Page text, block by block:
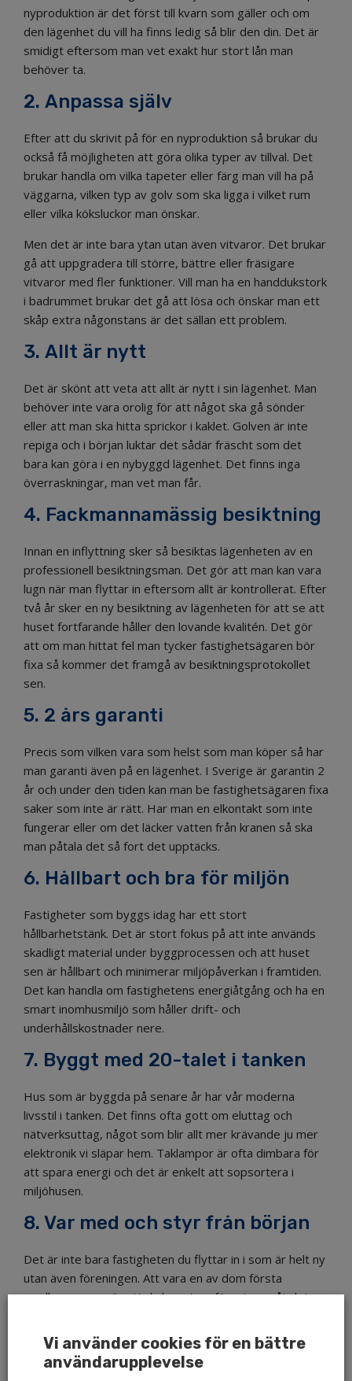
nyproduktion är det först till kvarn som gäller och om
den lägenhet du vill ha finns ledig så blir den din. Det är
smidigt eftersom man vet exakt hur stort lån man
behöver ta.
2. Anpassa själv
Efter att du skrivit på för en nyproduktion så brukar du
också få möjligheten att göra olika typer av tillval. Det
brukar handla om vilka tapeter eller färg man vill ha på
väggarna, vilken typ av golv som ska ligga i vilket rum
eller vilka köksluckor man önskar.
Men det är inte bara ytan utan även vitvaror. Det brukar
gå att uppgradera till större, bättre eller fräsigare
vitvaror med fler funktioner. Vill man ha en handdukstork
i badrummet brukar det gå att lösa och önskar man ett
skåp extra någonstans är det sällan ett problem.
3. Allt är nytt
Det är skönt att veta att allt är nytt i sin lägenhet. Man
behöver inte vara orolig för att något ska gå sönder
eller att man ska hitta sprickor i kaklet. Golven är inte
repiga och i början luktar det sådär fräscht som det
bara kan göra i en nybyggd lägenhet. Det finns inga
överraskningar, man vet man får.
4. Fackmannamässig besiktning
Innan en inflyttning sker så besiktas lägenheten av en
professionell besiktningsman. Det gör att man kan vara
lugn när man flyttar in eftersom allt är kontrollerat. Efter
två år sker en ny besiktning av lägenheten för att se att
huset fortfarande håller den lovande kvalitén. Det gör
att om man hittat fel man tycker fastighetsägaren bör
fixa så kommer det framgå av besiktningsprotokollet
sen.
5. 2 års garanti
Precis som vilken vara som helst som man köper så har
man garanti även på en lägenhet. I Sverige är garantin 2
år och under den tiden kan man be fastighetsägaren fixa
saker som inte är rätt. Har man en elkontakt som inte
fungerar eller om det läcker vatten från kranen så ska
man påtala det så fort det upptäcks.
6. Hållbart och bra för miljön
Fastigheter som byggs idag har ett stort
hållbarhetstänk. Det är stort fokus på att inte används
skadligt material under byggprocessen och att huset
sen är hållbart och minimerar miljöpåverkan i framtiden.
Det kan handla om fastighetens energiåtgång och ha en
smart inomhusmiljö som håller drift- och
underhållskostnader nere.
7. Byggt med 20-talet i tanken
Hus som är byggda på senare år har vår moderna
livsstil i tanken. Det finns ofta gott om eluttag och
nätverksuttag, något som blir allt mer krävande ju mer
elektronik vi släpar hem. Taklampor är ofta dimbara för
att spara energi och det är enkelt att sopsortera i
miljöhusen.
8. Var med och styr från början
Det är inte bara fastigheten du flyttar in i som är helt ny
utan även föreningen. Att vara en av dom första
medlemmarna gör att du kan styra föreningen åt det
såklart, en förening är demokratisk). Om det är något i
området som du saknar så har du världens chans att
driva igenom det.
Vi använder cookies för en bättre
användarupplevelse